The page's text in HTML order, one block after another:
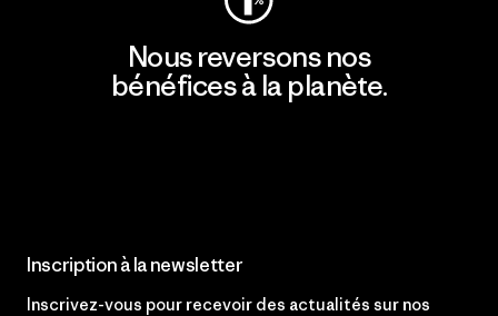
Nous reversons nos
bénéfices à la planète.
Inscription à la newsletter
Inscrivez-vous pour recevoir des actualités sur nos